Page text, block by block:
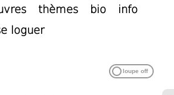
thèmes bio
info
loguer